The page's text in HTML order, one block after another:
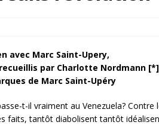
de la démilitarisation de la Police militaire
avec Marc Saint-Upery,
par Charlotte Nordmann [*]
de Marc Saint-Upéry
t-il vraiment au Venezuela?
faits, tantôt diabolisent tantôt